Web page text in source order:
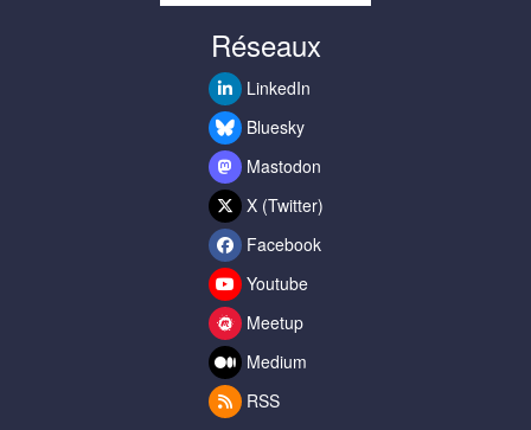
Réseaux
LinkedIn
Bluesky
Mastodon
X (Twitter)
Facebook
Youtube
Meetup
Medium
RSS